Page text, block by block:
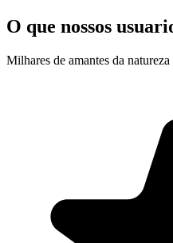
O que nossos
Milhares de amantes da